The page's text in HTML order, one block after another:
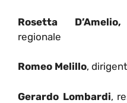
Rosetta D’Amelio,
regionale
Romeo Melillo,
Gerardo Lombardi,